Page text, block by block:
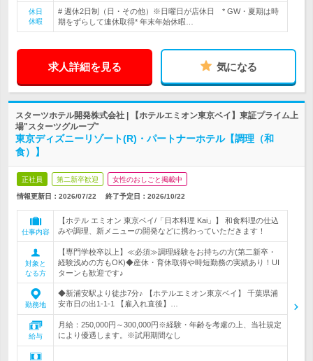
休日
休暇
# 週休2日制（日・その他）※日曜日が店休日 * GW・夏期は時
期をずらして連休取得* 年末年始休暇…
求人詳細を見る 気になる
スターツホテル開発株式会社 | 【ホテルエミオン東京ベイ】東証プライム上
場"スターツグループ"
東京ディズニーリゾート(R)・パートナーホテル【調理（和
食）】
正社員 第二新卒歓迎 女性のおしごと掲載中
情報更新日：2026/07/22 終了予定日： 2026/10/22
仕事内容
【ホテル エミオン 東京ベイ/「日本料理 Kai」】 和食料理の仕込
みや調理、新メニューの開発などに携わっていただきます！
対象と
なる方
【専門学校卒以上】≪必須≫調理経験をお持ちの方(第二新卒・
経験浅めの方もOK)◆産休・育休取得や時短勤務の実績あり！UI
ターンも歓迎です♪
勤務地
◆新浦安駅より徒歩7分♪ 【ホテルエミオン東京ベイ】 千葉県浦
安市日の出1-1-1 【雇入れ直後】…
給与
月給：250,000円～300,000円※経験・年齢を考慮の上、当社規定
により優遇します。※試用期間なし